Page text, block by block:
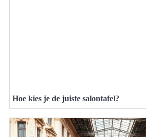
Hoe kies je de juiste salontafel?